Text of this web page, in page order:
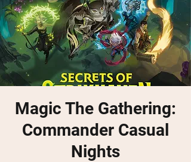
Magic The Gathering:
Commander Casual
Nights